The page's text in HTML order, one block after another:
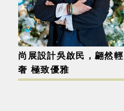
尚展設計吳啟民，翩然輕
奢 極致優雅